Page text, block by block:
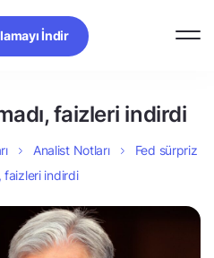
İndir
faizleri indirdi
Analist Notları
Fed sürpriz
faizleri indirdi